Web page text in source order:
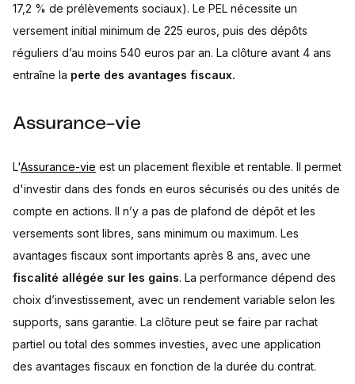
17,2 % de prélèvements sociaux). Le PEL nécessite un
versement initial minimum de 225 euros, puis des dépôts
réguliers d’au moins 540 euros par an. La clôture avant 4 ans
entraîne la perte des avantages fiscaux.
Assurance-vie
L'Assurance-vie est un placement flexible et rentable. Il permet
d'investir dans des fonds en euros sécurisés ou des unités de
compte en actions. Il n’y a pas de plafond de dépôt et les
versements sont libres, sans minimum ou maximum. Les
avantages fiscaux sont importants après 8 ans, avec une
fiscalité allégée sur les gains. La performance dépend des
choix d’investissement, avec un rendement variable selon les
supports, sans garantie. La clôture peut se faire par rachat
partiel ou total des sommes investies, avec une application
des avantages fiscaux en fonction de la durée du contrat.